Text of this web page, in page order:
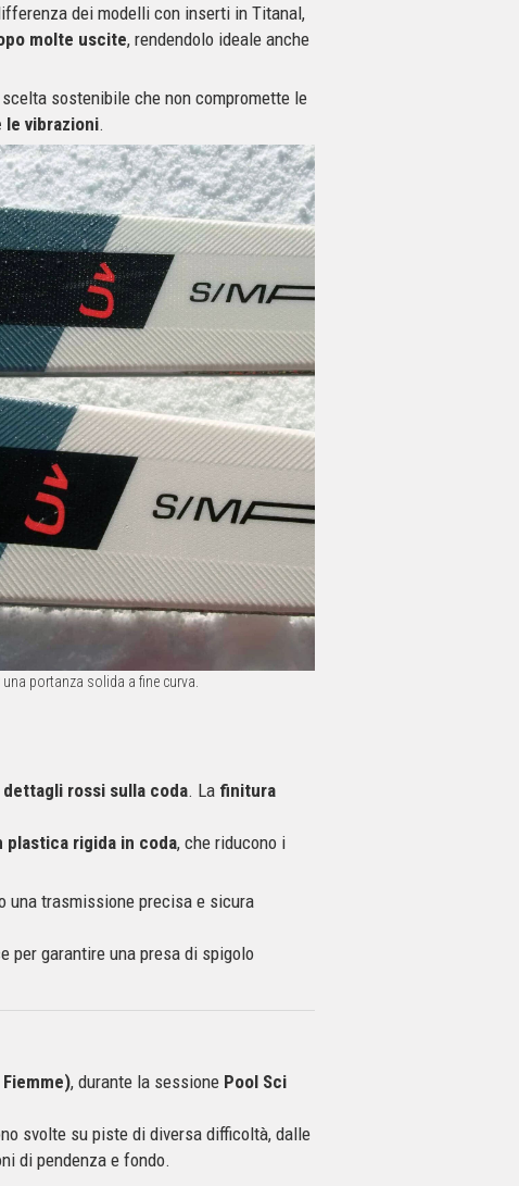
dei modelli con inserti in Titanal,
molte uscite, rendendolo ideale anche
sostenibile che non compromette le
le vibrazioni.
portanza solida a fine curva.
dettagli rossi sulla coda. La finitura
plastica rigida in coda, che riducono i
una trasmissione precisa e sicura
per garantire una presa di spigolo
, durante la sessione Pool Sci
svolte su piste di diversa difficoltà, dalle
di pendenza e fondo.